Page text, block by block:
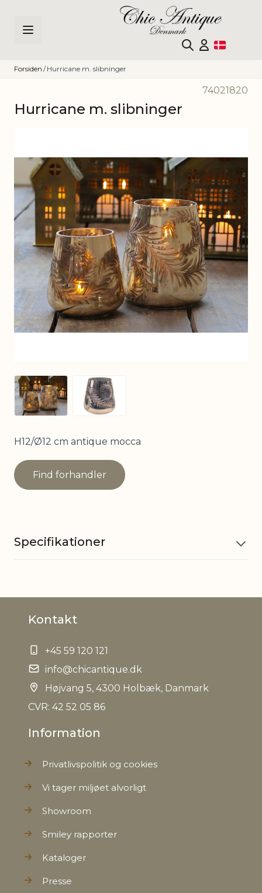
Forsiden / Hurricane m. slibninger
74021820
Hurricane m. slibninger
View larger imageView larger image
H12/Ø12 cm antique mocca
Find forhandler
Specifikationer
EAN
Tariffnumber
Bruttovægt 0,594 kg
Kontakt
+45 59 120 121
info@chicantique.dk
Højvang 5, 4300 Holbæk, Danmark
CVR: 42 52 05 86
Information
Privatlivspolitik og cookies
Vi tager miljøet alvorligt
Showroom
Smiley rapporter
Kataloger
Presse